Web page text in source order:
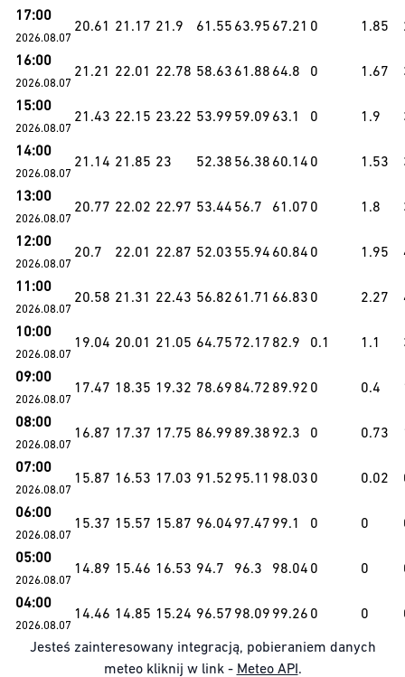
17:00
2026.08.07
20.61 21.17 21.9 61.55 63.95 67.21 0 1.85
16:00
2026.08.07
21.21 22.01 22.78 58.63 61.88 64.8 0 1.67
15:00
2026.08.07
21.43 22.15 23.22 53.99 59.09 63.1 0 1.9
14:00
2026.08.07
21.14 21.85 23 52.38 56.38 60.14 0 1.53
13:00
2026.08.07
20.77 22.02 22.97 53.44 56.7 61.07 0 1.8
12:00
2026.08.07
20.7 22.01 22.87 52.03 55.94 60.84 0 1.95
11:00
2026.08.07
20.58 21.31 22.43 56.82 61.71 66.83 0 2.27
10:00
2026.08.07
19.04 20.01 21.05 64.75 72.17 82.9 0.1 1.1
09:00
2026.08.07
17.47 18.35 19.32 78.69 84.72 89.92 0 0.4
08:00
2026.08.07
16.87 17.37 17.75 86.99 89.38 92.3 0 0.73
07:00
2026.08.07
15.87 16.53 17.03 91.52 95.11 98.03 0 0.02
06:00
2026.08.07
15.37 15.57 15.87 96.04 97.47 99.1 0 0
05:00
2026.08.07
14.89 15.46 16.53 94.7 96.3 98.04 0 0
04:00
2026.08.07
14.46 14.85 15.24 96.57 98.09 99.26 0 0
Jesteś zainteresowany integracją, pobieraniem danych
meteo kliknij w link - Meteo API.